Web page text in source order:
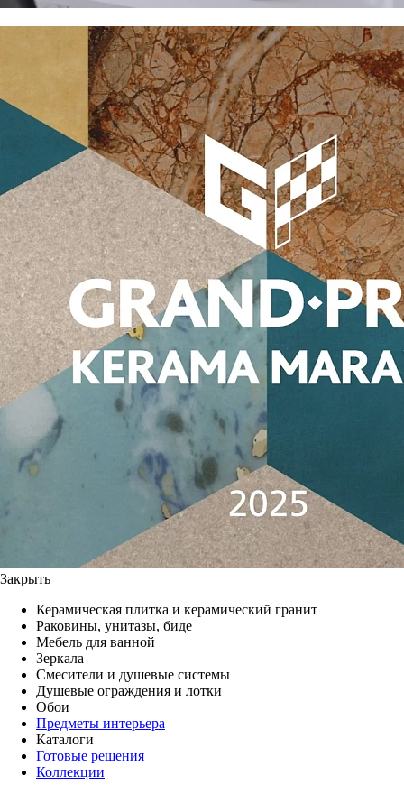
Закрыть
Керамическая плитка и керамический гранит
Раковины, унитазы, биде
Мебель для ванной
Зеркала
Смесители и душевые системы
Душевые ограждения и лотки
Обои
Предметы интерьера
Каталоги
Готовые решения
Коллекции